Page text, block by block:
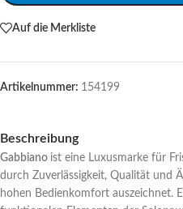
Auf die Merkliste
Artikelnummer: 154199
Beschreibung
Gabbiano ist eine Luxusmarke für
durch Zuverlässigkeit, Qualität und
hohen Bedienkomfort auszeichnet.